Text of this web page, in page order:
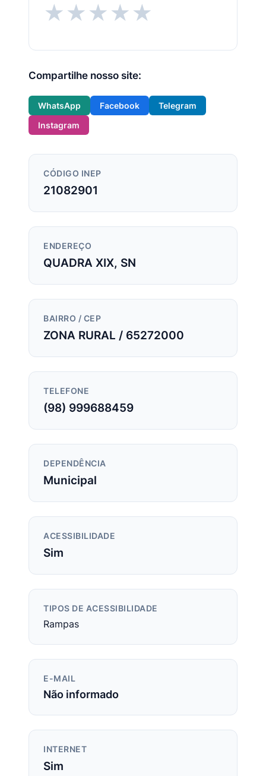
★★★★★
Compartilhe nosso site:
WhatsApp Facebook
Telegram
Instagram
CÓDIGO INEP
21082901
ENDEREÇO
QUADRA XIX, SN
BAIRRO / CEP
ZONA RURAL / 65272000
TELEFONE
(98) 999688459
DEPENDÊNCIA
Municipal
ACESSIBILIDADE
Sim
TIPOS DE ACESSIBILIDADE
Rampas
E-MAIL
Não informado
INTERNET
Sim